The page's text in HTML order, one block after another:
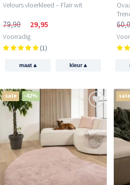
Velours vloerkleed – Flair wit
79,90 29,95
Voorradig
(1)
maat ▴ kleur▴
sale -42% sale